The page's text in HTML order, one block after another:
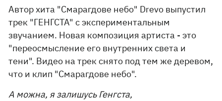
Автор хита "Смарагдове небо" Drevo выпустил
трек "ГЕНГСТА" с экспериментальным
звучанием. Новая композиция артиста - это
"переосмысление его внутренних света и
тени". Видео на трек снято под тем же деревом,
что и клип "Смарагдове небо".
А можна, я залишусь Генгста,